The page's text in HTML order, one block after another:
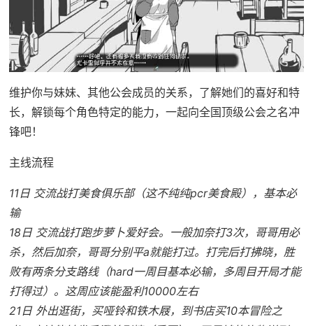
维护你与妹妹、其他公会成员的关系，了解她们的喜好和特
长，解锁每个角色特定的能力，一起向全国顶级公会之名冲
锋吧！
主线流程
11日 交流战打美食俱乐部（这不纯纯pcr美食殿），基本必
输
18日 交流战打跑步萝卜爱好会。一般加奈打3次，哥哥用必
杀，然后加奈，哥哥分别平a就能打过。打完后打拂晓，胜
败有两条分支路线（hard一周目基本必输，多周目开局才能
打得过）。这周应该能盈利10000左右
21日 外出逛街，买哑铃和铁木屐，到书店买10本冒险之